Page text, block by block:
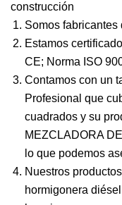
construcción
Somos fabricantes
Estamos
CE; Norma ISO
Contamos con un
Profesional que
cuadrados y su
MEZCLADORA
lo que podemos
Nuestros
hormigonera